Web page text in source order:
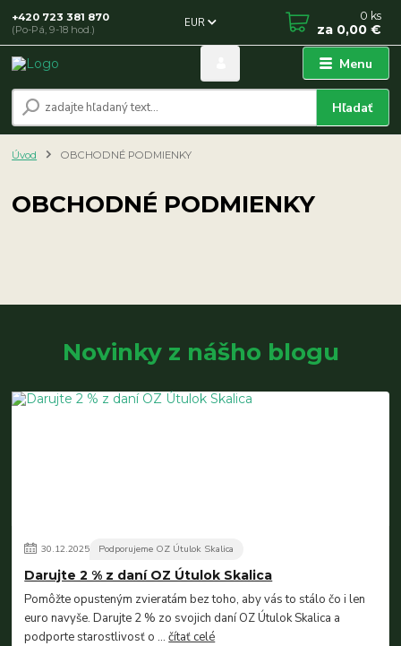
Menu
EUR
Hľadať
+420 723 381 870
(Po-Pá, 9-18 hod.)
0 ks
za 0,00 €
Úvod OBCHODNÉ PODMIENKY
OBCHODNÉ PODMIENKY
Novinky z nášho blogu
30.12.2025 Podporujeme OZ Útulok Skalica
Darujte 2 % z daní OZ Útulok Skalica
Pomôžte opusteným zvieratám bez toho, aby vás to stálo čo i len
euro navyše. Darujte 2 % zo svojich daní OZ Útulok Skalica a
podporte starostlivosť o ...čítať celé